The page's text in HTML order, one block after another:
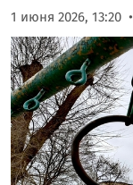
1 июня 2026, 13:20